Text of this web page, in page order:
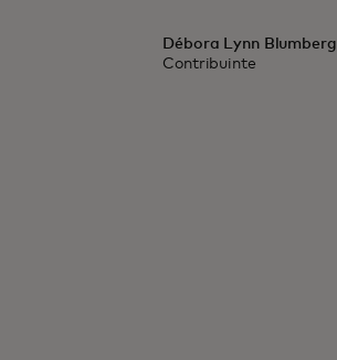
Débora Lynn Blumberg
Contribuinte